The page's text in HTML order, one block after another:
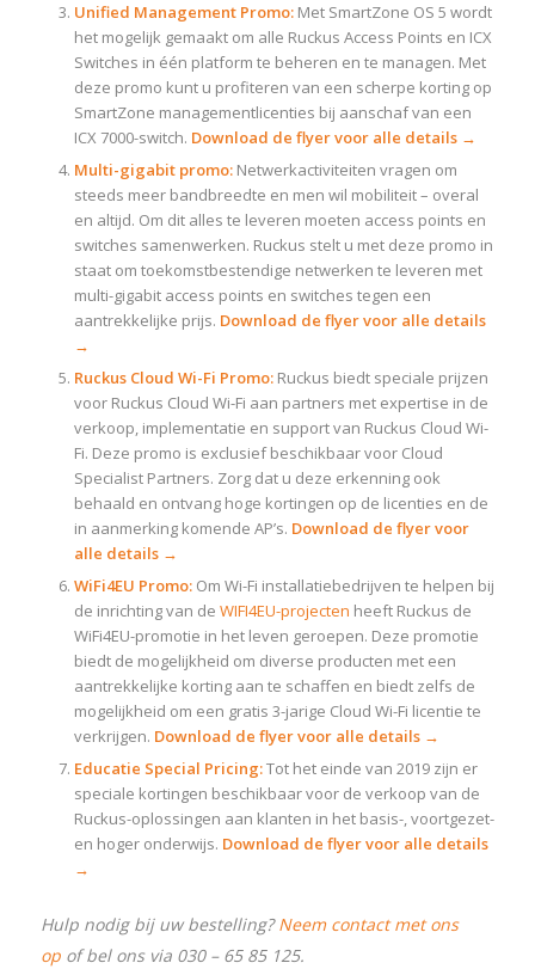
Unified Management Promo:Met SmartZone OS 5 wordt
het mogelijk gemaakt om alle Ruckus Access Points en ICX
Switches in één platform te beheren en te managen. Met
deze promo kunt u profiteren van een scherpe korting op
SmartZone managementlicenties bij aanschaf van een
ICX 7000-switch. Download de flyer voor alle details →
Multi-gigabit promo:Netwerkactiviteiten vragen om
steeds meer bandbreedte en men wil mobiliteit – overal
en altijd. Om dit alles te leveren moeten access points en
switches samenwerken. Ruckus stelt u met deze promo in
staat om toekomstbestendige netwerken te leveren met
multi-gigabit access points en switches tegen een
aantrekkelijke prijs. Download de flyer voor alle details
→
Ruckus Cloud Wi-Fi Promo: Ruckus biedt speciale prijzen
voor Ruckus Cloud Wi-Fi aan partners met expertise in de
verkoop, implementatie en support van Ruckus Cloud Wi-
Fi. Deze promo is exclusief beschikbaar voor Cloud
Specialist Partners. Zorg dat u deze erkenning ook
behaald en ontvang hoge kortingen op de licenties en de
in aanmerking komende AP’s. Download de flyer voor
alle details →
WiFi4EU Promo:Om Wi-Fi installatiebedrijven te helpen bij
de inrichting van de WIFI4EU-projecten heeft Ruckus de
WiFi4EU-promotie in het leven geroepen. Deze promotie
biedt de mogelijkheid om diverse producten met een
aantrekkelijke korting aan te schaffen en biedt zelfs de
mogelijkheid om een gratis 3-jarige Cloud Wi-Fi licentie te
verkrijgen. Download de flyer voor alle details →
Educatie Special Pricing:Tot het einde van 2019 zijn er
speciale kortingen beschikbaar voor de verkoop van de
Ruckus-oplossingen aan klanten in het basis-, voortgezet-
en hoger onderwijs. Download de flyer voor alle details
→
Hulp nodig bij uw bestelling?Neem contact met ons
opof bel ons via 030 – 65 85 125.